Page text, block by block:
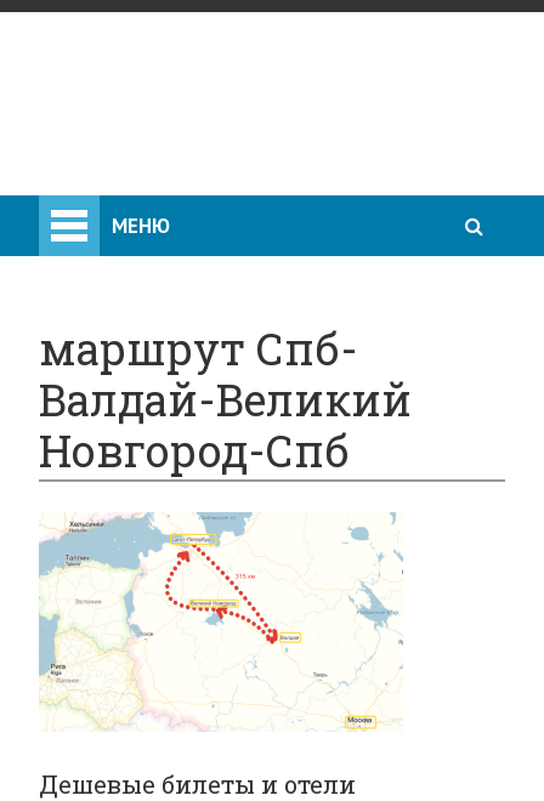
МЕНЮ
маршрут Спб-
Валдай-Великий
Новгород-Спб
Дешевые билеты и отели